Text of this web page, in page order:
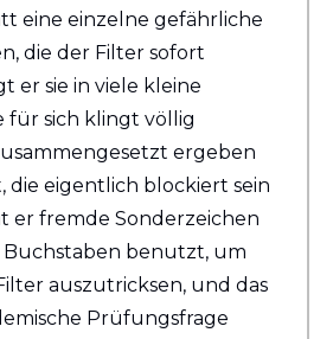
eine einzelne gefährliche
die der Filter sofort
er sie in viele kleine
für sich klingt völlig
ergeben
die eigentlich blockiert sein
er fremde Sonderzeichen
benutzt, um
auszutricksen, und das
Prüfungsfrage